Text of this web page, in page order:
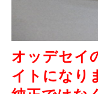
オッデセイ
イトになり